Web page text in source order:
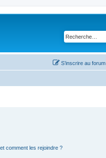
S’inscrire au forum
comment les rejoindre ?